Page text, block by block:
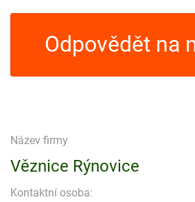
Odpovědět na
Název firmy
Věznice Rýnovice
Kontaktní osoba: